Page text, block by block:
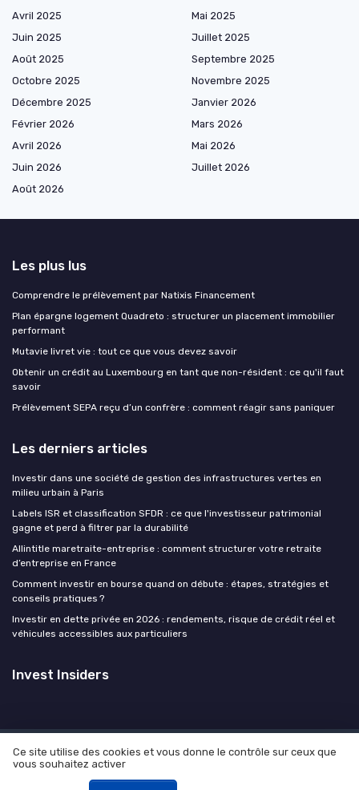
Avril 2025
Mai 2025
Juin 2025
Juillet 2025
Août 2025
Septembre 2025
Octobre 2025
Novembre 2025
Décembre 2025
Janvier 2026
Février 2026
Mars 2026
Avril 2026
Mai 2026
Juin 2026
Juillet 2026
Août 2026
Les plus lus
Comprendre le prélèvement par Natixis Financement
Plan épargne logement Quadreto : structurer un placement immobilier
performant
Mutavie livret vie : tout ce que vous devez savoir
Obtenir un crédit au Luxembourg en tant que non-résident : ce qu'il faut
savoir
Prélèvement SEPA reçu d’un confrère : comment réagir sans paniquer
Les derniers articles
Investir dans une société de gestion des infrastructures vertes en
milieu urbain à Paris
Labels ISR et classification SFDR : ce que l'investisseur patrimonial
gagne et perd à filtrer par la durabilité
Allintitle maretraite-entreprise : comment structurer votre retraite
d’entreprise en France
Comment investir en bourse quand on débute : étapes, stratégies et
conseils pratiques ?
Investir en dette privée en 2026 : rendements, risque de crédit réel et
véhicules accessibles aux particuliers
Invest Insiders
Mentions légales Politique de confidentialité
Devis
Ce site utilise des cookies et vous donne le contrôle sur ceux que
vous souhaitez activer